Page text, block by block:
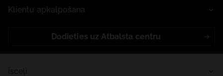
Klientu apkalpošana
Dodieties uz Atbalsta centru